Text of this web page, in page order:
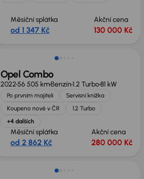
Měsíční splátka
od 1 347 Kč
Akční cena
130 000 Kč
Zlevněno o 10 000 Kč
Opel Combo
202256 505 kmBenzín1.2 Turbo81 kW
Po prvním majiteli
Servisní knížka
Koupeno nové v ČR
1.2 Turbo
+4 dalších
Měsíční splátka
od 2 862 Kč
Akční cena
280 000 Kč